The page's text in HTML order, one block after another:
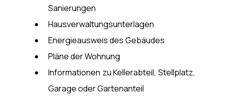
Sanierungen
Hausverwaltungsunterlagen
Energieausweis des Gebäudes
Pläne der Wohnung
Informationen zu Kellerabteil, Stellplatz,
Garage oder Gartenanteil